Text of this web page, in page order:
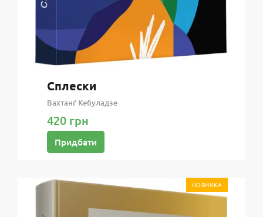
Сплески
Вахтанґ Кебуладзе
420 грн
Придбати
НОВИНКА